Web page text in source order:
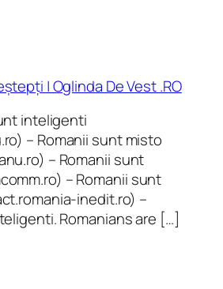
| Oglinda De Vest .RO
inteligenti
– Romanii sunt misto
– Romanii sunt
– Romanii sunt
inedit.ro) –
Romanians are […]